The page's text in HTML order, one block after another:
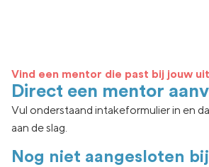
Vind een mentor die past bij jouw
Direct een mentor
Vul onderstaand intakeformulier in en
aan de slag.
Nog niet aangesloten